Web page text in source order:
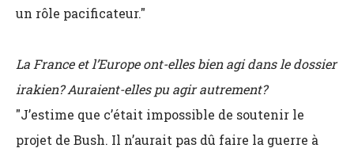
un rôle pacificateur."
La France et l’Europe ont-elles bien agi dans le dossier
irakien? Auraient-elles pu agir autrement?
"J’estime que c’était impossible de soutenir le
projet de Bush. Il n’aurait pas dû faire la guerre à